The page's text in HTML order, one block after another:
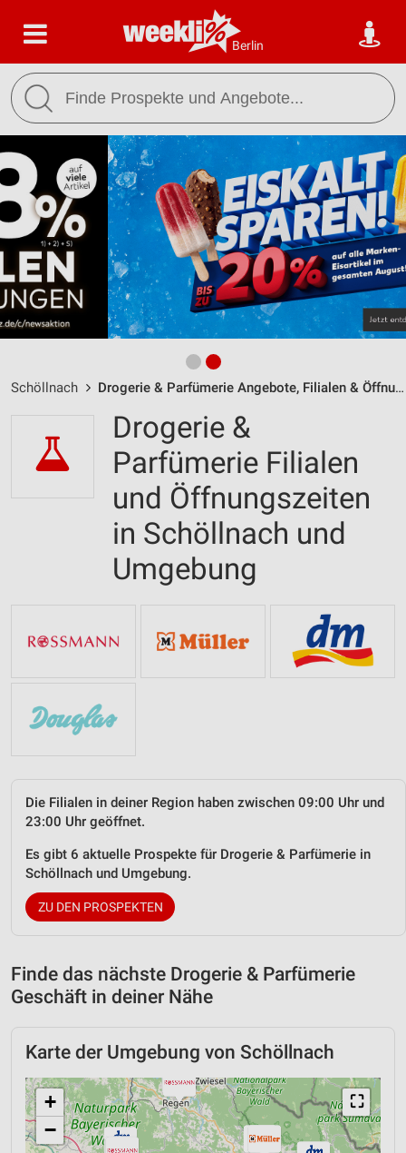
Berlin
Schöllnach Drogerie & Parfümerie Angebote, Filialen & Öffnungszeiten
Drogerie &
Parfümerie Filialen
und Öffnungszeiten
in Schöllnach und
Umgebung
Die Filialen in deiner Region haben zwischen 09:00 Uhr und
23:00 Uhr geöffnet.
Es gibt 6 aktuelle Prospekte für Drogerie & Parfümerie in
Schöllnach und Umgebung.
ZU DEN PROSPEKTEN
Finde das nächste Drogerie & Parfümerie
Geschäft in deiner Nähe
Karte der Umgebung von Schöllnach
⛶
+
−